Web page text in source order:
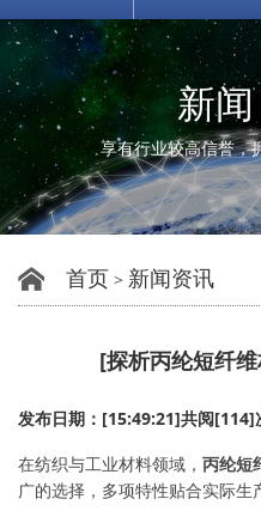
新
享有行业较高信誉，
首页 > 新闻资讯
[探析丙纶短纤
发布日期：[15:49:21]共阅[114]
在纺织与工业材料领域， 丙纶短
广的选择，多项特性贴合实际生